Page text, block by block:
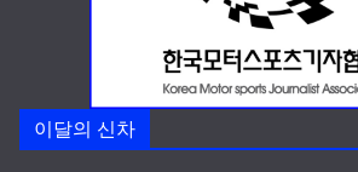
이달의 신차